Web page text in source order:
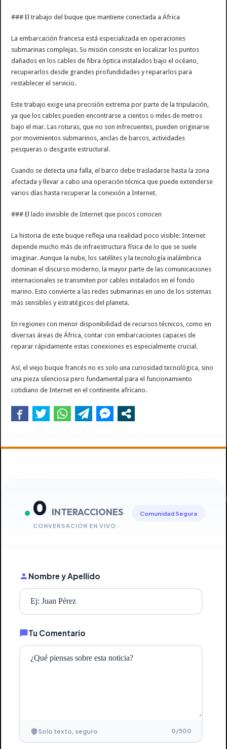
### El trabajo del buque que mantiene conectada a África
La embarcación francesa está especializada en operaciones
submarinas complejas. Su misión consiste en localizar los puntos
dañados en los cables de fibra óptica instalados bajo el océano,
recuperarlos desde grandes profundidades y repararlos para
restablecer el servicio.
Este trabajo exige una precisión extrema por parte de la tripulación,
ya que los cables pueden encontrarse a cientos o miles de metros
bajo el mar. Las roturas, que no son infrecuentes, pueden originarse
por movimientos submarinos, anclas de barcos, actividades
pesqueras o desgaste estructural.
Cuando se detecta una falla, el barco debe trasladarse hasta la zona
afectada y llevar a cabo una operación técnica que puede extenderse
varios días hasta recuperar la conexión a Internet.
### El lado invisible de Internet que pocos conocen
La historia de este buque refleja una realidad poco visible: Internet
depende mucho más de infraestructura física de lo que se suele
imaginar. Aunque la nube, los satélites y la tecnología inalámbrica
dominan el discurso moderno, la mayor parte de las comunicaciones
internacionales se transmiten por cables instalados en el fondo
marino. Esto convierte a las redes submarinas en uno de los sistemas
más sensibles y estratégicos del planeta.
En regiones con menor disponibilidad de recursos técnicos, como en
diversas áreas de África, contar con embarcaciones capaces de
reparar rápidamente estas conexiones es especialmente crucial.
Así, el viejo buque francés no es solo una curiosidad tecnológica, sino
una pieza silenciosa pero fundamental para el funcionamiento
cotidiano de Internet en el continente africano.
0 INTERACCIONES
CONVERSACIÓN EN VIVO
Comunidad Segura
Nombre y Apellido
Tu Comentario
Solo texto, seguro 0/500